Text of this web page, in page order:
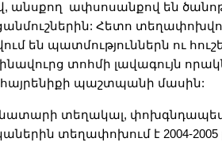
անսքող ափսոսանքով են
Հետո
են պատմություններն ու
տոհմի լավագույն
հայրենիքի պաշտպանի մասին:
տեղակալ,
տեղափոխում է 2004-